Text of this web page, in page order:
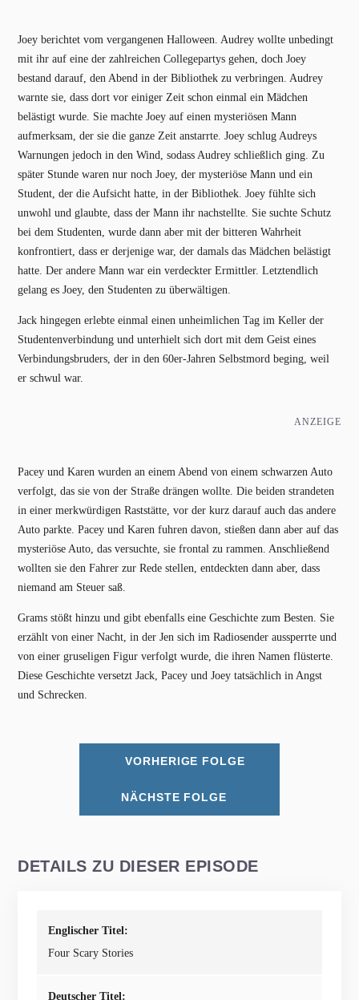
Joey berichtet vom vergangenen Halloween. Audrey wollte unbedingt
mit ihr auf eine der zahlreichen Collegepartys gehen, doch Joey
bestand darauf, den Abend in der Bibliothek zu verbringen. Audrey
warnte sie, dass dort vor einiger Zeit schon einmal ein Mädchen
belästigt wurde. Sie machte Joey auf einen mysteriösen Mann
aufmerksam, der sie die ganze Zeit anstarrte. Joey schlug Audreys
Warnungen jedoch in den Wind, sodass Audrey schließlich ging. Zu
später Stunde waren nur noch Joey, der mysteriöse Mann und ein
Student, der die Aufsicht hatte, in der Bibliothek. Joey fühlte sich
unwohl und glaubte, dass der Mann ihr nachstellte. Sie suchte Schutz
bei dem Studenten, wurde dann aber mit der bitteren Wahrheit
konfrontiert, dass er derjenige war, der damals das Mädchen belästigt
hatte. Der andere Mann war ein verdeckter Ermittler. Letztendlich
gelang es Joey, den Studenten zu überwältigen.
Jack hingegen erlebte einmal einen unheimlichen Tag im Keller der
Studentenverbindung und unterhielt sich dort mit dem Geist eines
Verbindungsbruders, der in den 60er-Jahren Selbstmord beging, weil
er schwul war.
ANZEIGE
Pacey und Karen wurden an einem Abend von einem schwarzen Auto
verfolgt, das sie von der Straße drängen wollte. Die beiden strandeten
in einer merkwürdigen Raststätte, vor der kurz darauf auch das andere
Auto parkte. Pacey und Karen fuhren davon, stießen dann aber auf das
mysteriöse Auto, das versuchte, sie frontal zu rammen. Anschließend
wollten sie den Fahrer zur Rede stellen, entdeckten dann aber, dass
niemand am Steuer saß.
Grams stößt hinzu und gibt ebenfalls eine Geschichte zum Besten. Sie
erzählt von einer Nacht, in der Jen sich im Radiosender aussperrte und
von einer gruseligen Figur verfolgt wurde, die ihren Namen flüsterte.
Diese Geschichte versetzt Jack, Pacey und Joey tatsächlich in Angst
und Schrecken.
VORHERIGE FOLGE
NÄCHSTE FOLGE
DETAILS ZU DIESER EPISODE
Englischer Titel:
Four Scary Stories
Deutscher Titel: